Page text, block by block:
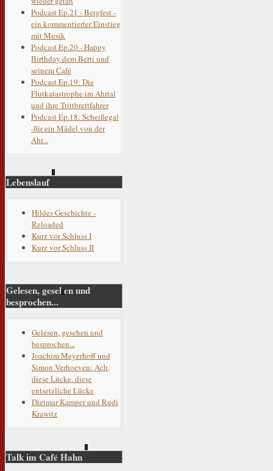
Podcast Ep.21 - Bergfest -
ein kommentierter Einstieg
mit Musik
Podcast Ep.20 - Happy
Birthday dem Berti und
seinem Café
Podcast Ep.19: Die
Flutkatastrophe im Ahrtal
und ihre Trittbrettfahrer
Podcast Ep.18: Scheißegal
-für ein Mädel von der
Ahr...
Lebenslauf
Hildes Geschichte -
Reloaded
Kurz vor Schluss I
Kurz vor Schluss II
Gelesen, gesehen und
besprochen...
Gelesen, gesehen und
besprochen...
Joachim Meyerhoff und
Simon Verhoeven: Ach,
diese Lücke, diese
entsetzliche Lücke
Dietmar Kamper und Rudi
Krawitz
Talk im Café Hahn